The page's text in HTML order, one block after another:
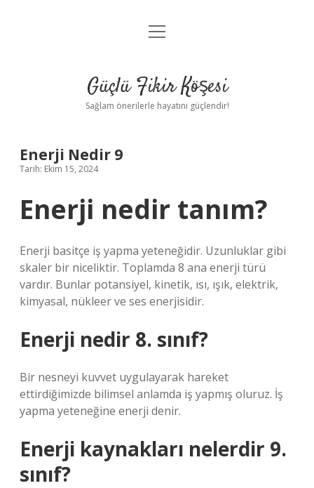
Anasayfa
Yasal Uyarı
menüyü
Güçlü Fikir Köşesi
Sağlam önerilerle hayatını güçlendir!
Enerji Nedir 9
Tarih: Ekim 15, 2024
Enerji nedir tanım?
Enerji basitçe iş yapma yeteneğidir. Uzunluklar gibi
skaler bir niceliktir. Toplamda 8 ana enerji türü
vardır. Bunlar potansiyel, kinetik, ısı, ışık, elektrik,
kimyasal, nükleer ve ses enerjisidir.
Enerji nedir 8. sınıf?
Bir nesneyi kuvvet uygulayarak hareket
ettirdiğimizde bilimsel anlamda iş yapmış oluruz. İş
yapma yeteneğine enerji denir.
Enerji kaynakları nelerdir 9.
sınıf?